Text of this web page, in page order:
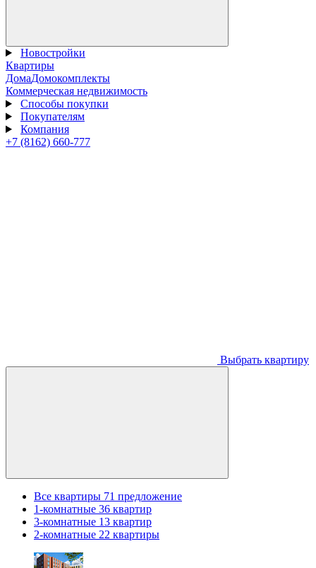
Новостройки
Квартиры
ДомаДомокомплекты
Коммерческая недвижимость
Способы покупки
Покупателям
Компания
+7 (8162) 660-777
Выбрать квартиру
Все квартиры 71 предложение
1-комнатные 36 квартир
3-комнатные 13 квартир
2-комнатные 22 квартиры